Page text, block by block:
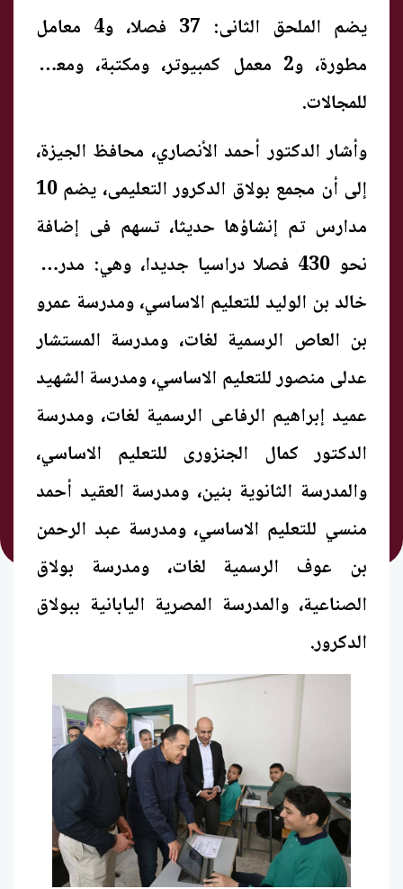
يضم الملحق الثانى: 37 فصلا، و4 معامل
مطورة، و2 معمل كمبيوتر، ومكتبة، ومعمل
للمجالات.
وأشار الدكتور أحمد الأنصاري، محافظ الجيزة،
إلى أن مجمع بولاق الدكرور التعليمى، يضم 10
مدارس تم إنشاؤها حديثا، تسهم فى إضافة
نحو 430 فصلا دراسيا جديدا، وهي: مدرسة
خالد بن الوليد للتعليم الاساسي، ومدرسة عمرو
بن العاص الرسمية لغات، ومدرسة المستشار
عدلى منصور للتعليم الاساسي، ومدرسة الشهيد
عميد إبراهيم الرفاعى الرسمية لغات، ومدرسة
الدكتور كمال الجنزورى للتعليم الاساسي،
والمدرسة الثانوية بنين، ومدرسة العقيد أحمد
منسي للتعليم الاساسي، ومدرسة عبد الرحمن
بن عوف الرسمية لغات، ومدرسة بولاق
الصناعية، والمدرسة المصرية اليابانية ببولاق
الدكرور.